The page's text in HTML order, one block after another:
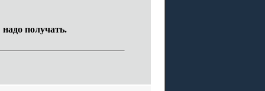
получать.